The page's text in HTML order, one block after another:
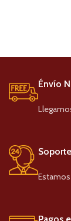
Énvío
Estamos
Pagos